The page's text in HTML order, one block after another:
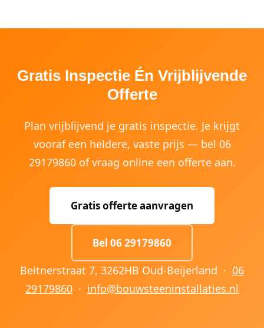
Gratis Inspectie Én Vrijblijvende
Offerte
Plan vrijblijvend je gratis inspectie. Je krijgt
vooraf een heldere, vaste prijs — bel 06
29179860 of vraag online een offerte aan.
Gratis offerte aanvragen
Bel 06 29179860
Beitnerstraat 7, 3262HB Oud-Beijerland · 06
29179860 · info@bouwsteeninstallaties.nl